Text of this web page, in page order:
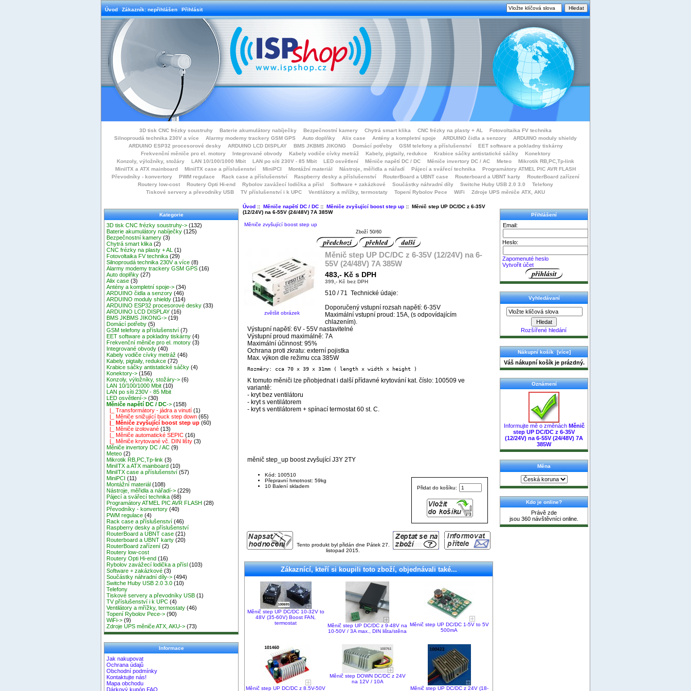
Úvod Zákazník: nepřihlášen Přihlásit
3D tisk CNC frézky soustruhy Baterie akumulátory nabíječky Bezpečnostní kamery Chytrá smart klika CNC frézky na plasty + AL
Fotovoltaika FV technika
Silnoproudá technika 230V a více
Alarmy modemy trackery GSM GPS Auto doplňky Alix case Antény a kompletní spoje ARDUINO čidla a senzory
ARDUINO moduly shieldy
ARDUINO ESP32 procesorové desky
ARDUINO LCD DISPLAY BMS JKBMS JIKONG Domácí potřeby GSM telefony a příslušenství
EET software a pokladny tiskárny
Frekvenční měniče pro el. motory
Integrované obvody Kabely vodiče cívky metráž Kabely, pigtaily, redukce Krabice sáčky antistatické sáčky
Konektory
Konzoly, výložníky, stožáry
LAN 10/100/1000 Mbit LAN po síti 230V - 85 Mbit LED osvětlení Měniče napětí DC / DC Měniče invertory DC / AC Meteo
Mikrotik RB,PC,Tp-link
MiniITX a ATX mainboard
MiniITX case a příslušenství MiniPCI Montážní materiál Nástroje, měřidla a nářadí Pájecí a svářecí technika
Programátory ATMEL PIC AVR FLASH
Převodníky - konvertory
PWM regulace Rack case a příslušenství Raspberry desky a příslušenství RouterBoard a UBNT case Routerboard a UBNT karty
RouterBoard zařízení
Routery low-cost
Routery Opti Hi-end Rybolov zavážecí lodička a přísl Software + zakázkové Součástky náhradní díly Switche Huby USB 2.0 3.0
Telefony
Tiskové servery a převodníky USB
TV příslušenství i k UPC Ventilátory a mřížky, termostaty Topení Rybolov Pece WiFi Zdroje UPS měniče ATX, AKU
Kategorie
3D tisk CNC frézky soustruhy-> (132)
Baterie akumulátory nabíječky (125)
Bezpečnostní kamery (3)
Chytrá smart klika (2)
CNC frézky na plasty + AL
(1)
Fotovoltaika FV technika (29)
Silnoproudá technika 230V a více (8)
Alarmy modemy trackery GSM GPS (16)
Auto doplňky (27)
Alix case (3)
Antény a kompletní spoje-> (34)
ARDUINO čidla a senzory (46)
ARDUINO moduly shieldy (114)
ARDUINO ESP32 procesorové desky (33)
ARDUINO LCD DISPLAY (16)
BMS JKBMS JIKONG-> (19)
Domácí potřeby (5)
GSM telefony a příslušenství (7)
EET software a pokladny tiskárny (4)
Frekvenční měniče pro el. motory (3)
Integrované obvody (40)
Kabely vodiče cívky metráž (46)
Kabely, pigtaily, redukce (72)
Krabice sáčky antistatické sáčky (4)
Konektory-> (156)
Konzoly, výložníky, stožáry-> (6)
LAN 10/100/1000 Mbit (10)
LAN po síti 230V - 85 Mbit
LED osvětlení-> (30)
Měniče napětí DC / DC-> (158)
|_ Transformátory - jádra a vinutí (1)
|_ Měniče snižující buck step down (65)
|_ Měniče zvyšující boost step up (60)
|_ Měniče izolované (13)
|_ Měniče automatické SEPIC (16)
|_ Měniče krytované vč. DIN lišty (3)
Měniče invertory DC / AC (9)
Meteo (2)
Mikrotik RB,PC,Tp-link (3)
MiniITX a ATX mainboard (10)
MiniITX case a příslušenství (57)
MiniPCI (11)
Montážní materiál (108)
Nástroje, měřidla a nářadí-> (229)
Pájecí a svářecí technika (68)
Programátory ATMEL PIC AVR FLASH (28)
Převodníky - konvertory (40)
PWM regulace (4)
Rack case a příslušenství (46)
Raspberry desky a příslušenství
RouterBoard a UBNT case (21)
Routerboard a UBNT karty (20)
RouterBoard zařízení (2)
Routery low-cost
Routery Opti Hi-end (16)
Rybolov zavážecí lodička a přísl (103)
Software + zakázkové (3)
Součástky náhradní díly-> (494)
Switche Huby USB 2.0 3.0 (10)
Telefony
Tiskové servery a převodníky USB (1)
TV příslušenství i k UPC (4)
Ventilátory a mřížky, termostaty (46)
Topení Rybolov Pece-> (90)
WiFi-> (9)
Zdroje UPS měniče ATX, AKU-> (73)
Informace
Jak nakupovat
Ochrana údajů
Obchodní podmínky
Kontaktujte nás!
Mapa obchodu
Dárkový kupón FAQ
Úvod:: Měniče napětí DC / DC:: Měniče zvyšující boost step up:: Měnič step UP DC/DC z 6-35V
(12/24V) na 6-55V (24/48V) 7A 385W
Měniče zvyšující boost step up
Zboží 50/60
zvětšit obrázek
Měnič step UP DC/DC z 6-35V (12/24V) na 6-
55V (24/48V) 7A 385W
483,- Kč s DPH
399,- Kč bez DPH
510 / 71 Technické údaje:
Doporučený vstupní rozsah napětí: 6-35V
Maximální vstupní proud: 15A, (s odpovídajícím
chlazením).
Výstupní napětí: 6V - 55V nastavitelné
Výstupní proud maximálně: 7A
Maximální účinnost: 95%
Ochrana proti zkratu: externí pojistka
Max. výkon dle režimu cca 385W
K tomuto měniči lze přiobjednat i další přídavné krytování kat. číslo: 100509 ve
variantě:
- kryt bez ventilátoru
- kryt s ventilátorem
- kryt s ventilátorem + spínací termostat 60 st. C.
měnič step_up boost zvyšující J3Y 2TY
Přidat do košíku:
Kód: 100510
Přepravní hmotnost: 59kg
10 Balení skladem
Tento produkt byl přidán dne Pátek 27.
listopad 2015.
Zákaznící, kteří si koupili toto zboží, objednávali také...
Měnič step UP DC/DC 10-32V to
48V (35-60V) Boost FAN,
termostat
Měnič step UP DC/DC z 9-48V na
10-50V / 3A max., DIN lišta/stěna
Měnič step UP DC/DC 1-5V to 5V
500mA
Měnič step UP DC/DC z 8.5V-50V
Měnič step DOWN DC/DC z 24V
na 12V / 10A
Měnič step UP DC/DC z 24V (18-
Přihlášení
Email:
Heslo:
Zapomenuté heslo
Vytvořit účet
Vyhledávaní
Rozšířené hledání
Nákupní košík [více]
Váš nákupní košík je prázdný.
Oznámení
Informujte mě o změnách Měnič
step UP DC/DC z 6-35V
(12/24V) na 6-55V (24/48V) 7A
385W
Měna
Kdo je online?
Právě zde
jsou 360 návštěvníci online.